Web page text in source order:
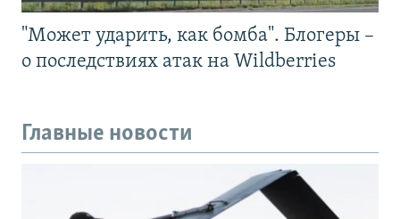
"Может ударить, как бомба". Блогеры –
о последствиях атак на Wildberries
Главные новости